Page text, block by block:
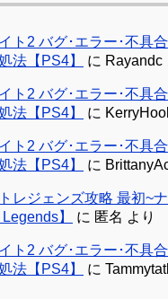
ト2 バグ･エラー･不具
法【PS4】
に Rayandc
ト2 バグ･エラー･不具
法【PS4】
に
ト2 バグ･エラー･不具
法【PS4】
に
レジェンズ攻略 最初~
】
に 匿名 より
ト2 バグ･エラー･不具
法【PS4】
に